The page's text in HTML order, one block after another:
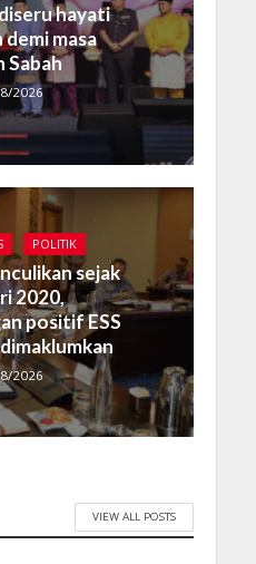
hayati
demi masa
Sabah
2026
POLITIK
sejak
2020,
positif ESS
2026
VIEW ALL POSTS